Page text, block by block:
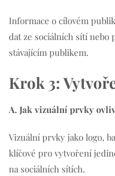
Informace o cílovém
dat ze sociálních sítí
stávajícím publikem.
Krok 3:
A. Jak vizuální prvky
Vizuální prvky jako logo,
klíčové pro vytvoření
na sociálních sítích.